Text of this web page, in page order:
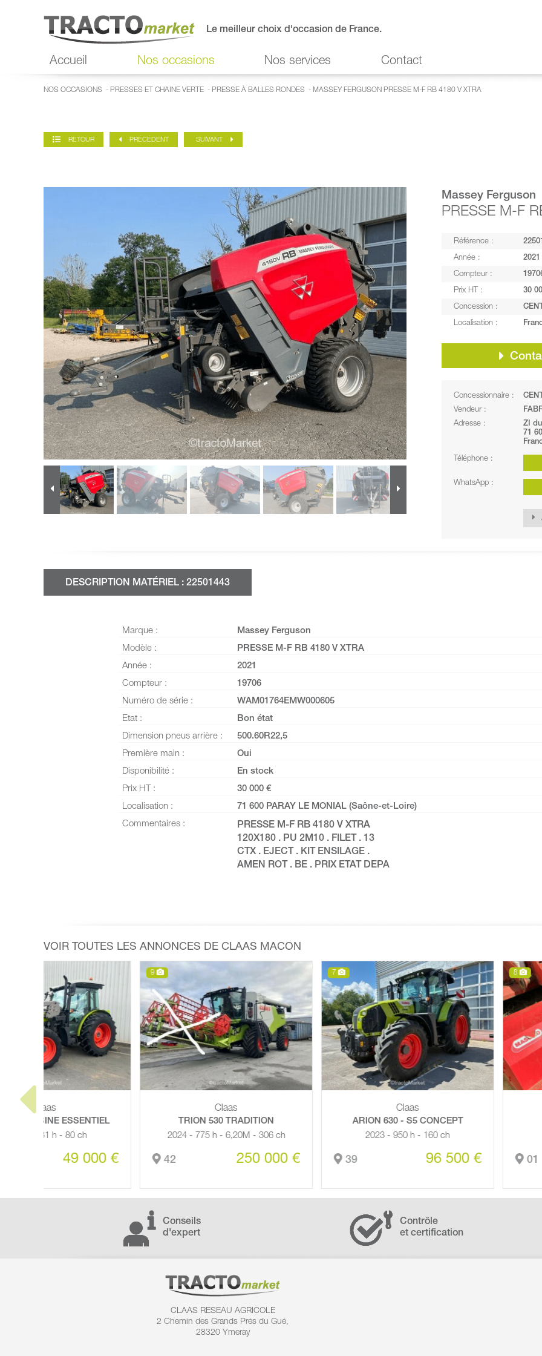
Le meilleur choix d'occasion de France.
Accueil Nos occasions Nos services Contact
NOS OCCASIONS - PRESSES ET CHAINE VERTE - PRESSE À BALLES RONDES - MASSEY FERGUSON PRESSE M-F RB 4180 V XTRA
RETOUR PRÉCÉDENT SUIVANT
Massey Ferguson
PRESSE M-F
Référence :
Année : 2021
Compteur :
Prix HT : 30
Concession :
Localisation :
Concessionnaire :
Vendeur :
Adresse :
ZI
71
Téléphone :
WhatsApp :
DESCRIPTION MATÉRIEL : 22501443
Marque :
Massey Ferguson
Modèle :
PRESSE M-F RB 4180 V XTRA
Année :
2021
Compteur :
19706
Numéro de série :
WAM01764EMW000605
Etat :
Bon état
Dimension pneus arrière :
500.60R22,5
Première main :
Oui
Disponibilité :
En stock
Prix HT :
30 000 €
Localisation :
71 600 PARAY LE MONIAL (Saône-et-Loire)
Commentaires :
PRESSE M-F RB 4180 V XTRA
120X180 . PU 2M10 . FILET . 13
CTX . EJECT . KIT ENSILAGE .
AMEN ROT . BE . PRIX ETAT DEPA
VOIR TOUTES LES ANNONCES DE CLAAS MACON
TRION 530 TRADITION
2024 - 775 h - 6,20M - 306 ch
42 250 000 €
ARION 630 - S5 CONCEPT
2023 - 950 h - 160 ch
39 96 500 €
8
BROYEUR TIGRE
01 5
Conseils
d'expert
Contrôle
et certification
CLAAS RESEAU AGRICOLE
2 Chemin desGrands Prés du Gué,
28320 Ymeray